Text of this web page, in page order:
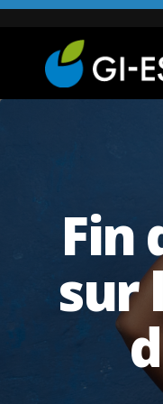
Fin
sur